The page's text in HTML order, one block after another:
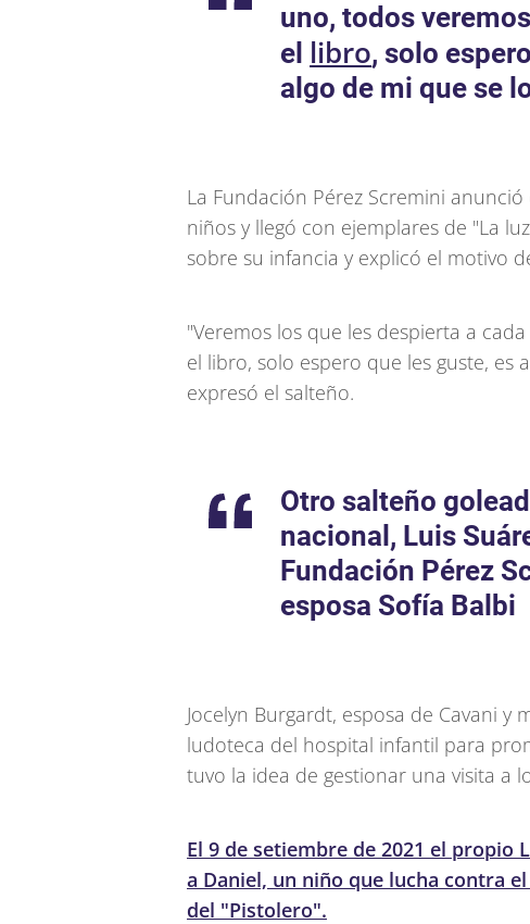
uno, todos
el libro, solo
algo de mi que se
La Fundación Pérez Scremini
niños y llegó con ejemplares de "La
sobre su infancia y explicó el motivo
"Veremos los que les despierta a
el libro, solo espero que les guste, es
expresó el salteño.
Otro salteño
nacional, Luis
Fundación Pérez
esposa Sofía Balbi
Jocelyn Burgardt, esposa de Cavani y
ludoteca del hospital infantil para
tuvo la idea de gestionar una visita a
El 9 de setiembre de 2021 el propio
a Daniel, un niño que lucha contra
del "Pistolero".